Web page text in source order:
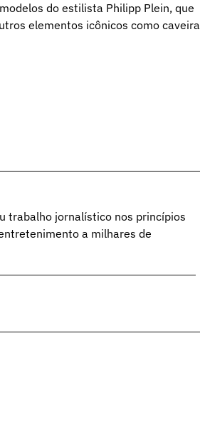
do estilista Philipp Plein, que
elementos icônicos como
trabalho jornalístico nos princípios
a milhares de